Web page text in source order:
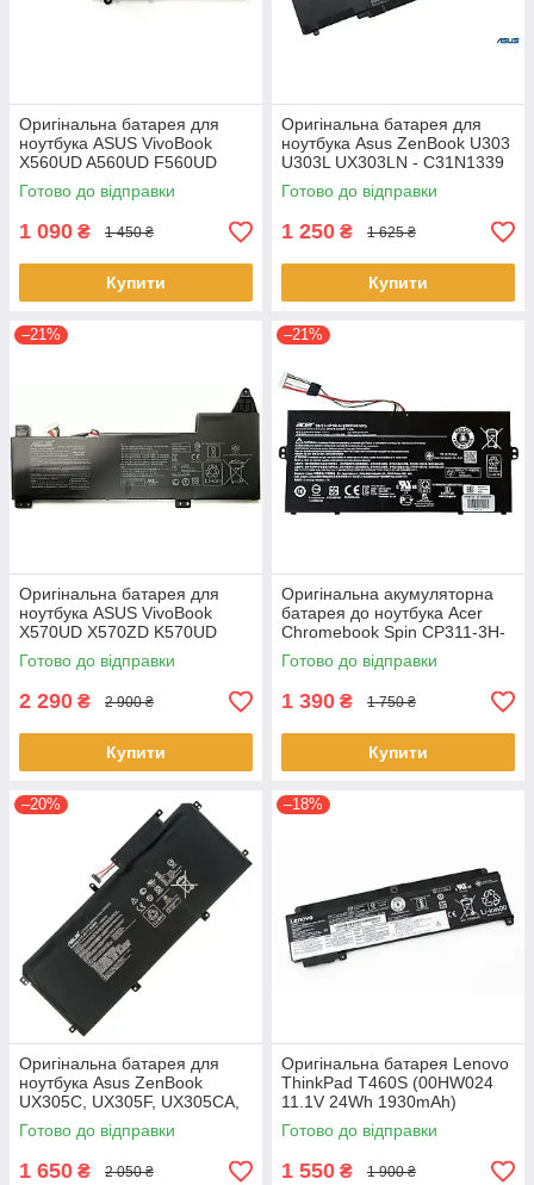
Оригінальна батарея для
ноутбука ASUS VivoBook
X560UD A560UD F560UD
K560UD R562UD - A31N1730
Готово до відправки
1 090 ₴ 1 450 ₴
Купити
Оригінальна батарея для
ноутбука Asus ZenBook U303
U303L UX303LN - C31N1339
(+11.31 V 50Wh) АКБ
Готово до відправки
1 250 ₴ 1 625 ₴
Купити
–21%
Оригінальна батарея для
ноутбука ASUS VivoBook
X570UD X570ZD K570UD
K570ZD R570UD R570ZD
F570UD - B31N1723
Готово до відправки
2 290 ₴ 2 900 ₴
Купити
–21%
Оригінальна акумуляторна
батарея до ноутбука Acer
Chromebook Spin CP311-3H-
K2RJ CP311-2H-C679 CP513-
1HL CP513-1H - AP16L8J
Готово до відправки
1 390 ₴ 1 750 ₴
Купити
–20%
Оригінальна батарея для
ноутбука Asus ZenBook
UX305C, UX305F, UX305CA,
UX305FA - C31N1411 (+11.4 V
45Wh) АКБ
Готово до відправки
1 650 ₴ 2 050 ₴
–18%
Оригінальна батарея Lenovo
ThinkPad T460S (00HW024
11.1V 24Wh 1930mAh)
Акумулятор, АКБ для
ноутбука
Готово до відправки
1 550 ₴ 1 900 ₴